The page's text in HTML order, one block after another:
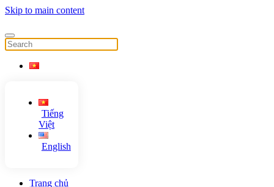
Skip to main content
Tiếng
Việt
English
Trang chủ